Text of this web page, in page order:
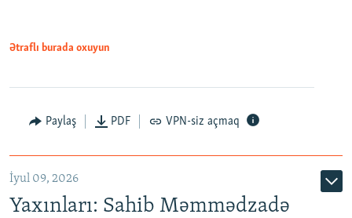
Ətraflı burada oxuyun
Paylaş PDF VPN-siz açmaq
İyul 09, 2026
Yaxınları: Sahib Məmmədzadə